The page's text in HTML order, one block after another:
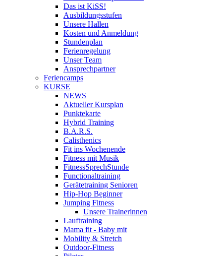
Das ist KiSS!
Ausbildungsstufen
Unsere Hallen
Kosten und Anmeldung
Stundenplan
Ferienregelung
Unser Team
Ansprechpartner
Feriencamps
KURSE
NEWS
Aktueller Kursplan
Punktekarte
Hybrid Training
B.A.R.S.
Calisthenics
Fit ins Wochenende
Fitness mit Musik
FitnessSprechStunde
Functionaltraining
Gerätetraining Senioren
Hip-Hop Beginner
Jumping Fitness
Unsere Trainerinnen
Lauftraining
Mama fit - Baby mit
Mobility & Stretch
Outdoor-Fitness